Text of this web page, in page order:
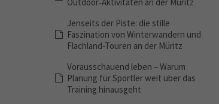
Jenseits der Piste: die stille
Faszination von Winterwandern und
Flachland-Touren an der Müritz
Vorausschauend leben – Warum
Planung für Sportler weit über das
Training hinausgeht